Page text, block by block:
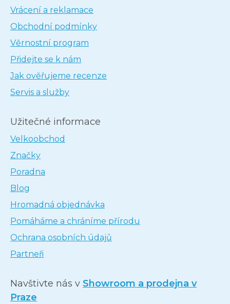
Vrácení a reklamace
Obchodní podmínky
Věrnostní program
Přidejte se k nám
Jak ověřujeme recenze
Servis a služby
Užitečné informace
Velkoobchod
Značky
Poradna
Blog
Hromadná objednávka
Pomáháme a chráníme přírodu
Ochrana osobních údajů
Partneři
Navštivte nás v Showroom a prodejna v
Praze